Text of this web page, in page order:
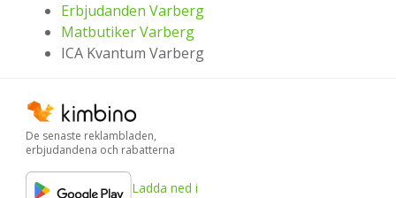
Erbjudanden Varberg
Matbutiker Varberg
ICA Kvantum Varberg
De senaste reklambladen,
erbjudandena och rabatterna
Ladda ned i